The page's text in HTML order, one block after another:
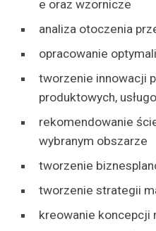
e oraz wzornicze
analiza otoczenia
opracowanie
tworzenie innowacji
produktowych,
rekomendowanie
wybranym obszarze
tworzenie
tworzenie strategii
kreowanie koncepcji